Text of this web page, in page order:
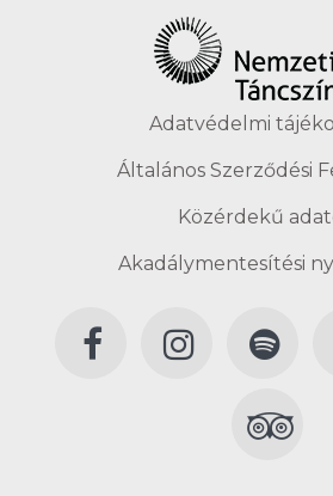
Adatvédelmi
Általános Szerződési
Közérdekű
Akadálymentesítési